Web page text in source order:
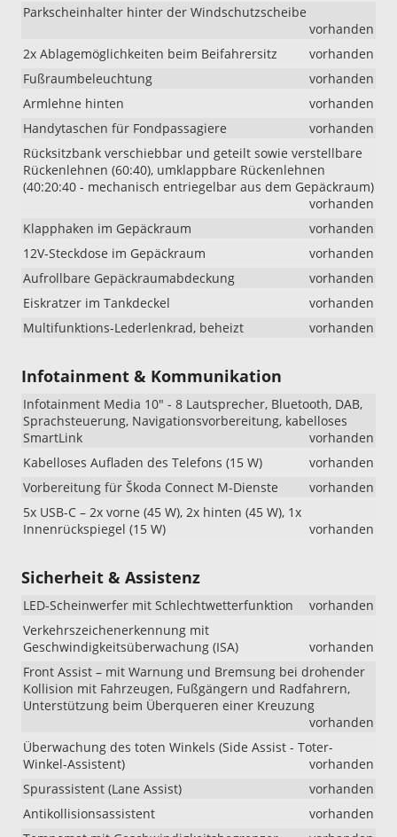
Parkscheinhalter hinter der Windschutzscheibe
vorhanden
2x Ablagemöglichkeiten beim Beifahrersitz
vorhanden
Fußraumbeleuchtung
vorhanden
Armlehne hinten
vorhanden
Handytaschen für Fondpassagiere
vorhanden
Rücksitzbank verschiebbar und geteilt sowie verstellbare
Rückenlehnen (60:40), umklappbare Rückenlehnen
(40:20:40 - mechanisch entriegelbar aus dem Gepäckraum)
vorhanden
Klapphaken im Gepäckraum
vorhanden
12V-Steckdose im Gepäckraum
vorhanden
Aufrollbare Gepäckraumabdeckung
vorhanden
Eiskratzer im Tankdeckel
vorhanden
Multifunktions-Lederlenkrad, beheizt
vorhanden
Infotainment & Kommunikation
Infotainment Media 10" - 8 Lautsprecher, Bluetooth, DAB,
Sprachsteuerung, Navigationsvorbereitung, kabelloses
SmartLink
vorhanden
Kabelloses Aufladen des Telefons (15 W)
vorhanden
Vorbereitung für Škoda Connect M-Dienste
vorhanden
5x USB-C – 2x vorne (45 W), 2x hinten (45 W), 1x
Innenrückspiegel (15 W)
vorhanden
Sicherheit & Assistenz
LED-Scheinwerfer mit Schlechtwetterfunktion
vorhanden
Verkehrszeichenerkennung mit
Geschwindigkeitsüberwachung (ISA)
vorhanden
Front Assist – mit Warnung und Bremsung bei drohender
Kollision mit Fahrzeugen, Fußgängern und Radfahrern,
Unterstützung beim Überqueren einer Kreuzung
vorhanden
Überwachung des toten Winkels (Side Assist - Toter-
Winkel-Assistent)
vorhanden
Spurassistent (Lane Assist)
vorhanden
Antikollisionsassistent
vorhanden